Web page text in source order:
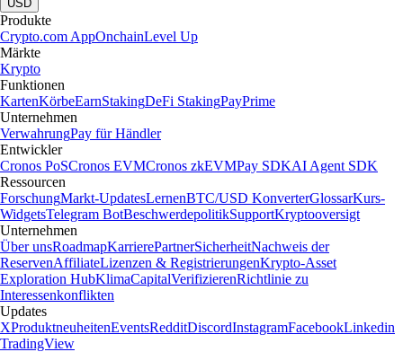
USD
Produkte
Crypto.com AppOnchainLevel Up
Märkte
Krypto
Funktionen
KartenKörbeEarnStakingDeFi StakingPayPrime
Unternehmen
VerwahrungPay für Händler
Entwickler
Cronos PoSCronos EVMCronos zkEVMPay SDKAI Agent SDK
Ressourcen
ForschungMarkt-UpdatesLernenBTC/USD KonverterGlossarKurs-
WidgetsTelegram BotBeschwerdepolitikSupportKryptooversigt
Unternehmen
Über unsRoadmapKarrierePartnerSicherheitNachweis der
ReservenAffiliateLizenzen & RegistrierungenKrypto-Asset
Exploration HubKlimaCapitalVerifizierenRichtlinie zu
Interessenkonflikten
Updates
XProduktneuheitenEventsRedditDiscordInstagramFacebookLinkedin
TradingView